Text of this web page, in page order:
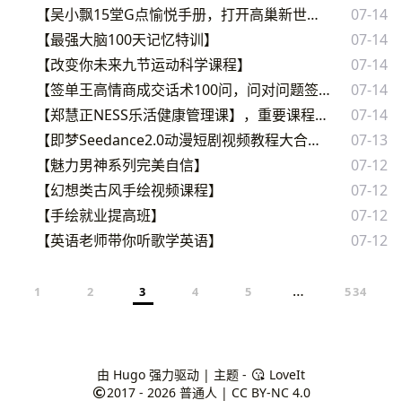
【吴小飘15堂G点愉悦手册，打开高巢新世界】
07-14
【最强大脑100天记忆特训】
07-14
【改变你未来九节运动科学课程】
07-14
【签单王高情商成交话术100问，问对问题签单不费力】
07-14
【郑慧正NESS乐活健康管理课】，重要课程学起来
07-14
【即梦Seedance2.0动漫短剧视频教程大合集】
07-13
【魅力男神系列完美自信】
07-12
【幻想类古风手绘视频课程】
07-12
【手绘就业提高班】
07-12
【英语老师带你听歌学英语】
07-12
1 2 3 4 5 … 534
由 Hugo强力驱动 | 主题 -
LoveIt
2017 - 2026 普通人 |CC BY-NC 4.0